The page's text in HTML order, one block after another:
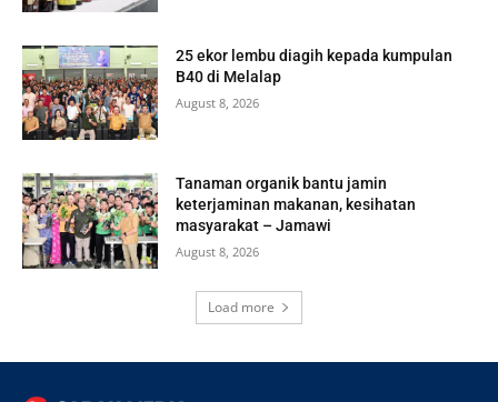
25 ekor lembu diagih kepada kumpulan
B40 di Melalap
August 8, 2026
Tanaman organik bantu jamin
keterjaminan makanan, kesihatan
masyarakat – Jamawi
August 8, 2026
Load more